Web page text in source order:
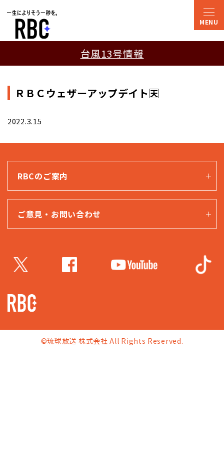
台風13号情報
ＲＢＣウェザーアップデイト🈗
2022.3.15
RBCのご案内
ご意見・お問い合わせ
©琉球放送 株式会社 All Rights Reserved.